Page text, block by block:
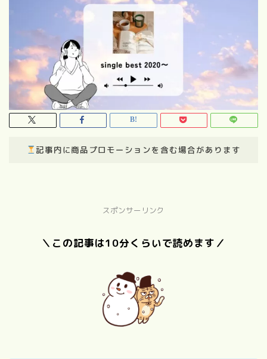
記事内に商品プロモーションを含む場合があります
スポンサーリンク
＼この記事は10分くらいで読めます／